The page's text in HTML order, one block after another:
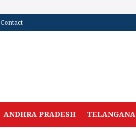
Contact
ANDHRA PRADESH TELANGANA